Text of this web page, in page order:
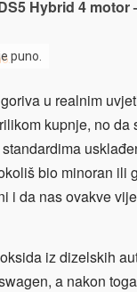
Hybrid 4
puno.
u realnim
kupnje, no da
bio minoran ili
i da nas ovakve
iz dizelskih
a nakon